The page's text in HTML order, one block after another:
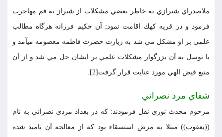
ملاصدراي شيرازي به خاطر بعضي مشكلات از شيراز به قم مهاجرت
فرمود و در قريه كهك اقامت نمود; آن حكيم فرزانه هرگاه مطالب
علمي بر او مشكل مي شد به زيارت حضرت فاطمه معصومه ميآمد و
با توسل به آن بزرگوار مشكلات علمي بر ايشان حل مي شد و از آن
منبع فيض الهي مورد عنايت قرار گرفت[2].
شفاي مرد نصراني
مرحوم محدث نوري نقل فرمودند: كه در بغداد مردي نصراني به نام
((يعقوب)) مبتلا به مرض استسقاء بود كه از معالجه آن ناميد شده